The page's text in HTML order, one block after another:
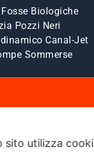
Biologiche
Pozzi Neri
Canal-Jet
Sommerse
sito utilizza